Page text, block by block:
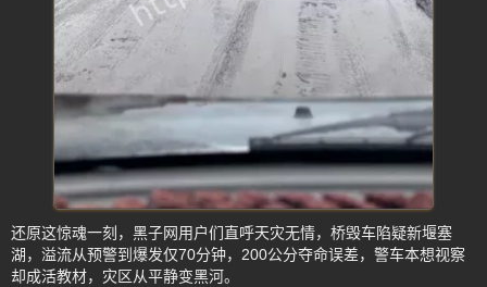
还原这惊魂一刻，黑子网用户们直呼天灾无情，桥毁车陷疑新堰塞
湖，溢流从预警到爆发仅70分钟，200公分夺命误差，警车本想视察
却成活教材，灾区从平静变黑河。